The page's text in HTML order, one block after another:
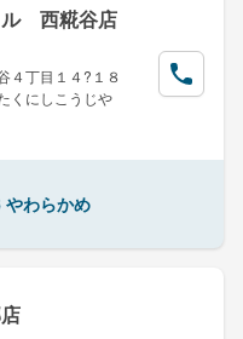
ル 西糀谷店
４丁目１４?１８
くにしこうじや
やわらかめ